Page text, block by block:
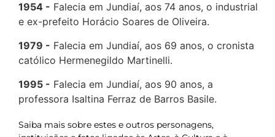
1954
Falecia em Jundiaí, aos 74 anos, o industrial
e ex-prefeito Horácio Soares de Oliveira.
1979
Falecia em Jundiaí, aos 69 anos, o cronista
católico Hermenegildo Martinelli.
1995
Falecia em Jundiaí, aos 90 anos, a
professora Isaltina Ferraz de Barros Basile.
Saiba mais sobre estes e outros personagens,